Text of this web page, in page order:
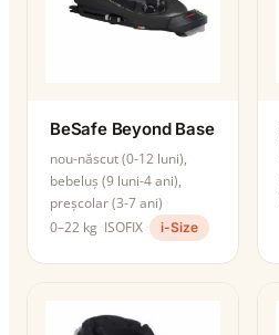
BeSafe Beyond Base
nou-născut (0-12 luni),
bebeluș (9 luni-4 ani),
preșcolar (3-7 ani)
0–22 kg ISOFIX i-Size